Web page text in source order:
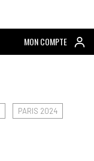
MON COMPTE
PARIS 2024